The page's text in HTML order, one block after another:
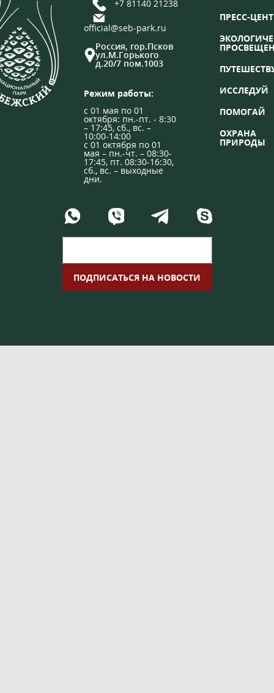
+7 81140 21238
official@seb-park.ru
Россия, гор.Псков
ул.М.Горького
д.20/7 пом.1003
Режим работы:
с 01 мая по 01
октября: пн.-пт. - 8:30
– 17:45, сб., вс. –
10:00-14:00
с 01 октября по 01
мая – пн.-чт. – 08:30-
17:45, пт. 08:30-16:30,
сб., вс. – выходные
дни.
ПРЕСС-
ИССЛЕДУЙ
ПОМОГАЙ
ОХРАНА
ПРИРОДЫ